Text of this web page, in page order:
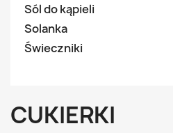
Sól do kąpieli
Solanka
Świeczniki
CUKIERKI